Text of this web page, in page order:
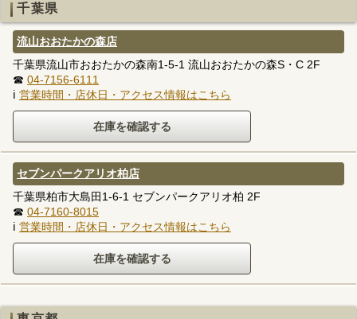
千葉県
流山おおたかの森店
千葉県流山市おおたかの森南1-5-1 流山おおたかの森S・C 2F
☎ 04-7156-6111
ℹ 営業時間・店休日・アクセス情報はこちら
セブンパークアリオ柏店
千葉県柏市大島田1-6-1 セブンパークアリオ柏 2F
☎ 04-7160-8015
ℹ 営業時間・店休日・アクセス情報はこちら